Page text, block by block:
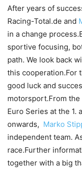
After years of
Racing-Total.de and
in a change
sportive focusing,
path. We look back
this cooperation.For
good luck and
motorsport.From the
Euro Series at the 1.
onwards, Marko
independent team.
race.Further
together with a big